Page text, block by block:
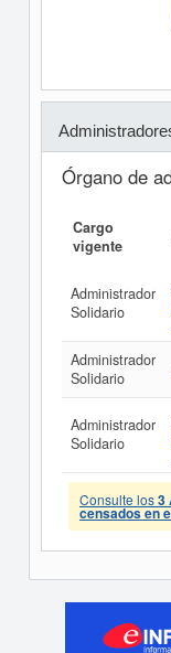
Órgano de
Cargo
vigente
Administrador
Solidario
Administrador
Solidario
Administrador
Solidario
Consulte los3
censados en